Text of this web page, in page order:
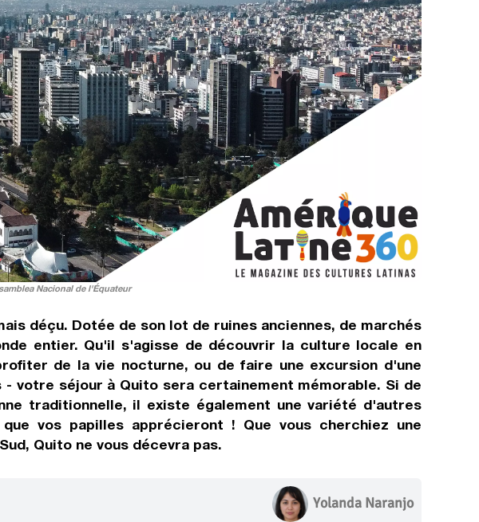
Nacional de l'Équateur
déçu. Dotée de son lot de ruines anciennes, de marchés
entier. Qu'il s'agisse de découvrir la culture locale en
de la vie nocturne, ou de faire une excursion d'une
votre séjour à Quito sera certainement mémorable. Si de
traditionnelle, il existe également une variété d'autres
vos papilles apprécieront ! Que vous cherchiez une
Quito ne vous décevra pas.
Yolanda Naranjo